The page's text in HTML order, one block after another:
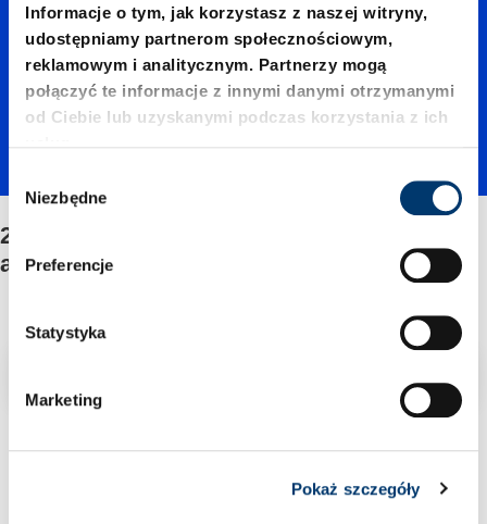
Informacje o tym, jak korzystasz z naszej witryny,
udostępniamy partnerom społecznościowym,
reklamowym i analitycznym. Partnerzy mogą
połączyć te informacje z innymi danymi otrzymanymi
od Ciebie lub uzyskanymi podczas korzystania z ich
y
b
Niezbędne
Preferencje
Statystyka
Marketing
Pokaż szczegóły
00750./
Dolna
adapter
em/Moc
owanie
2490.14.00750./Dolna płyta-
adapterem/Mocowanie